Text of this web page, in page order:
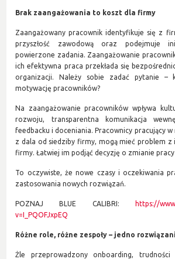
Brak zaangażowania to koszt dla firmy
Zaangażowany pracownik identyfikuje się z
przyszłość zawodową oraz podejmuje
powierzone zadania. Zaangażowanie
ich efektywna praca przekłada się
organizacji. Należy sobie zadać pytanie –
motywację pracowników?
Na zaangażowanie pracowników wpływa
rozwoju, transparentna komunikacja
feedbacku i doceniania. Pracownicy pracujący
z dala od siedziby firmy, mogą mieć problem z
firmy. Łatwiej im podjąć decyzję o zmianie pracy
To oczywiste, że nowe czasy i oczekiwania
zastosowania nowych rozwiązań.
POZNAJ BLUE CALIBRI:
https://
v=I_PQOFJxpEQ
Różne role, różne zespoły – jedno
Żle przeprowadzony onboarding, trudności